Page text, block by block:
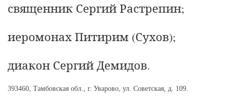
священник Сергий Растрепин;
иеромонах Питирим (Сухов);
диакон Сергий Демидов.
393460, Тамбовская обл., г. Уварово, ул. Советская, д. 109.